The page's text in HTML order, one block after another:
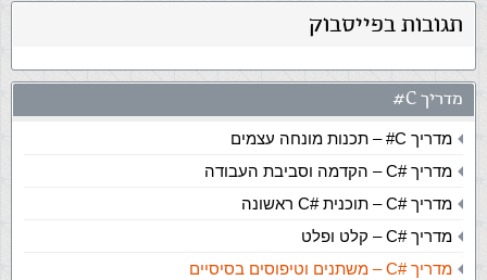
תגובות בפייסבוק
מדריך C#
מדריך C# – תכנות מונחה עצמים
מדריךC#– הקדמה וסביבת העבודה
מדריךC#– תוכנית #C ראשונה
מדריךC#– קלט ופלט
מדריךC#– משתנים וטיפוסים בסיסיים